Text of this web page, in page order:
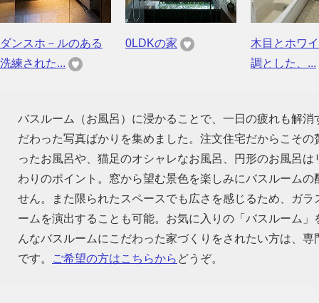
ダンスホ－ルのある
洗練された...
0LDKの家
木目とホワ
調とした、...
バスルーム（お風呂）に浸かることで、一日の疲れも解
だわった写真ばかりを集めました。注文住宅だからこそ
ったお風呂や、猫足のオシャレなお風呂、円形のお風呂
わりのポイント。窓から望む景色を楽しみにバスルーム
せん。また限られたスペースでも広さを感じるため、ガ
ームを演出することも可能。お気に入りの「バスルーム
んなバスルームにこだわった家づくりをされたい方は、
です。
ご希望の方はこちらから どうぞ。